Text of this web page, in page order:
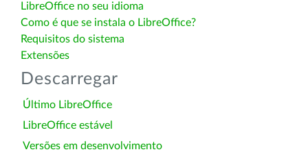
LibreOffice no seu idioma
Como é que se instala o LibreOffice?
Requisitos do sistema
Extensões
Descarregar
Último LibreOffice
LibreOffice estável
Versões em desenvolvimento